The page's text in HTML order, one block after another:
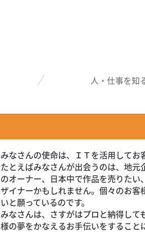
人・仕事を知
みなさんの使命は、ＩＴを活用してお
たとえばみなさんが出会うのは、地
のオーナー、日本中で作品を売りた
ザイナーかもしれません。個々のお
いと願っているのです。
みなさんは、さすがはプロと納得し
様の夢をかなえるお手伝いをすること